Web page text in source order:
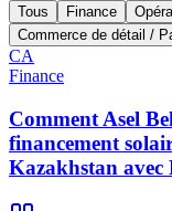
Tous Finance
Commerce de détail /
CA
Finance
Comment Asel
financement
Kazakhstan avec